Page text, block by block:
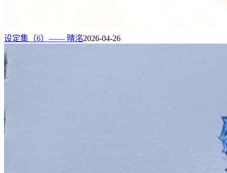
设定集（6）—— 晴洺2026-04-26